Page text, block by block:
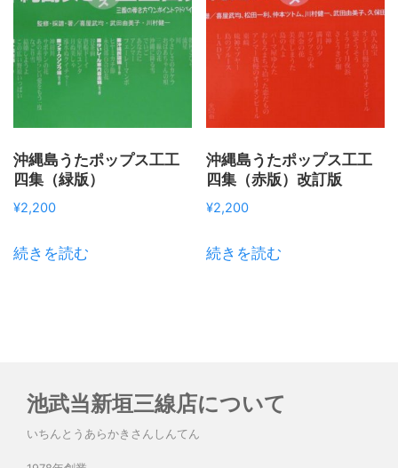
沖縄島うたポップス工工
四集（緑版）
¥2,200
続きを読む
沖縄島うたポップス工工
四集（赤版）改訂版
¥2,200
続きを読む
池武当新垣三線店について
いちんとうあらかきさんしんてん